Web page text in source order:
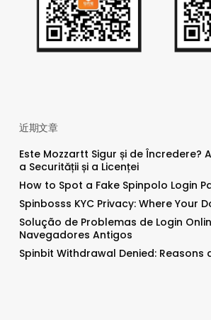
近期文章
Este Mozzartt Sigur și de Încredere?
a Securității și a Licenței
How to Spot a Fake Spinpolo Login
Spinbosss KYC Privacy: Where Your
Solução de Problemas de Login
Navegadores Antigos
Spinbit Withdrawal Denied: Reasons